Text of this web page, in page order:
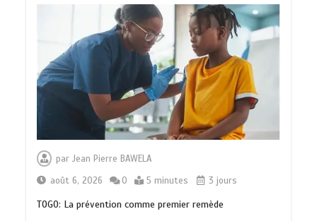
parJean Pierre BAWELA
août 6, 2026
0 5 minutes 3 jours
TOGO: La prévention comme premier remède